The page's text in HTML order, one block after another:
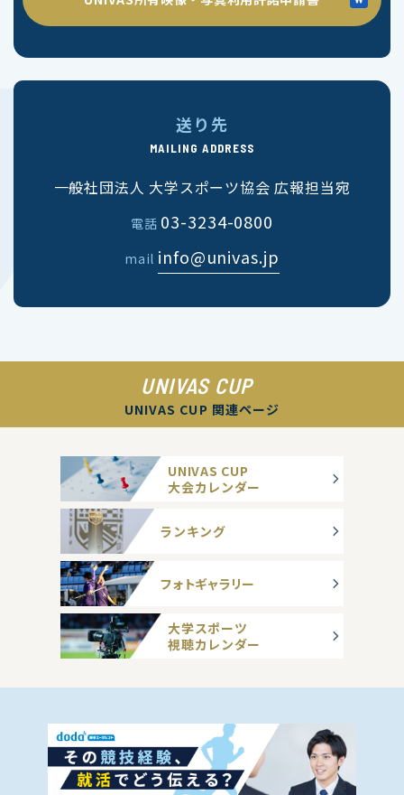
送り先
MAILING ADDRESS
一般社団法人 大学スポーツ協会 広報担当宛
電話 03-3234-0800
mail info@univas.jp
UNIVAS CUP
UNIVAS CUP 関連ページ
UNIVAS CUP
大会カレンダー
ランキング
フォトギャラリー
大学スポーツ
視聴カレンダー